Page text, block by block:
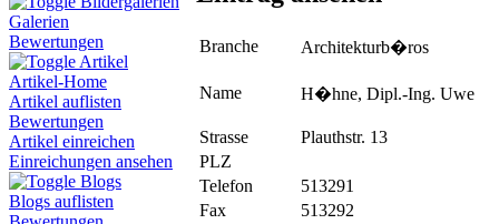
Galerien
Bewertungen
Artikel
Artikel-Home
Artikel auflisten
Bewertungen
Artikel einreichen
Einreichungen ansehen
Blogs
Blogs auflisten
Branche Architekturb�ros
Name H�hne, Dipl.-Ing. Uwe
Strasse
Plauthstr. 13
PLZ
Telefon
513291
Fax
513292